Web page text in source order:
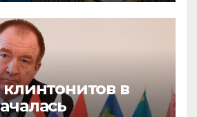
клинтонитов в